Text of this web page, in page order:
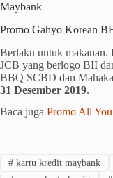
Maybank
Promo Gahyo Korean
Berlaku untuk
JCB yang berlogo BII
BBQ SCBD dan
31 Desember 2019.
Baca juga Promo All
#kartu kredit maybank